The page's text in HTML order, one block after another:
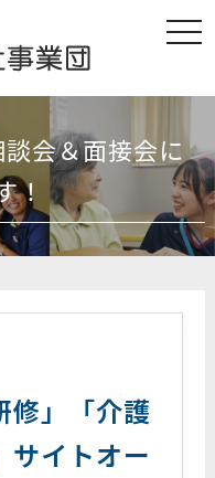
t
o
l
v
i
g
a
t
i
o
会＆面接会に
！
修」「介護
サイトオー